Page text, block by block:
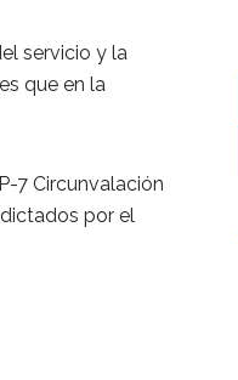
servicio y la
que en la
7 Circunvalación
por el